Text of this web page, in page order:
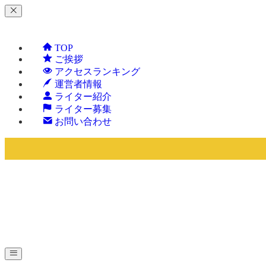
TOP
ご挨拶
アクセスランキング
運営者情報
ライター紹介
ライター募集
お問い合わせ